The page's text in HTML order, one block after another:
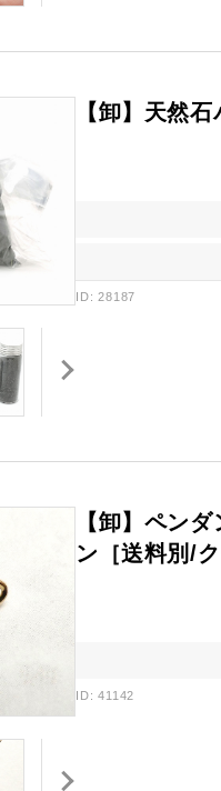
【卸】天然
ID: 28187
【卸】ペン
ン［送料別/
ID: 41142